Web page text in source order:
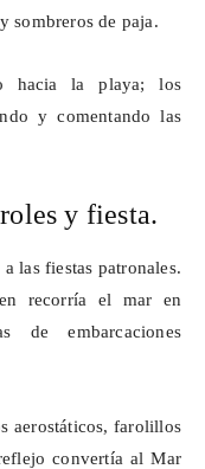
sombreros de paja.
hacia la playa; los
y comentando las
y fiesta.
las fiestas patronales.
recorría el mar en
de embarcaciones
aerostáticos, farolillos
convertía al Mar